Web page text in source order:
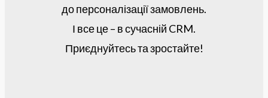
до персоналізації замовлень.
І все це – в сучасній CRM.
Приєднуйтесь та зростайте!